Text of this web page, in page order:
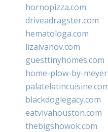
hornopizza.com
driveadragster.com
hematologa.com
lizaivanov.com
guesttinyhomes.com
home-plow-by-
blackdoglegacy.com
eatvivahouston.com
thebigshowok.com